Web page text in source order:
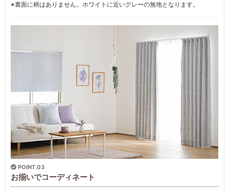
※裏面に柄はありません。ホワイトに近いグレーの無地となります。
POINT.03
お揃いでコーディネート